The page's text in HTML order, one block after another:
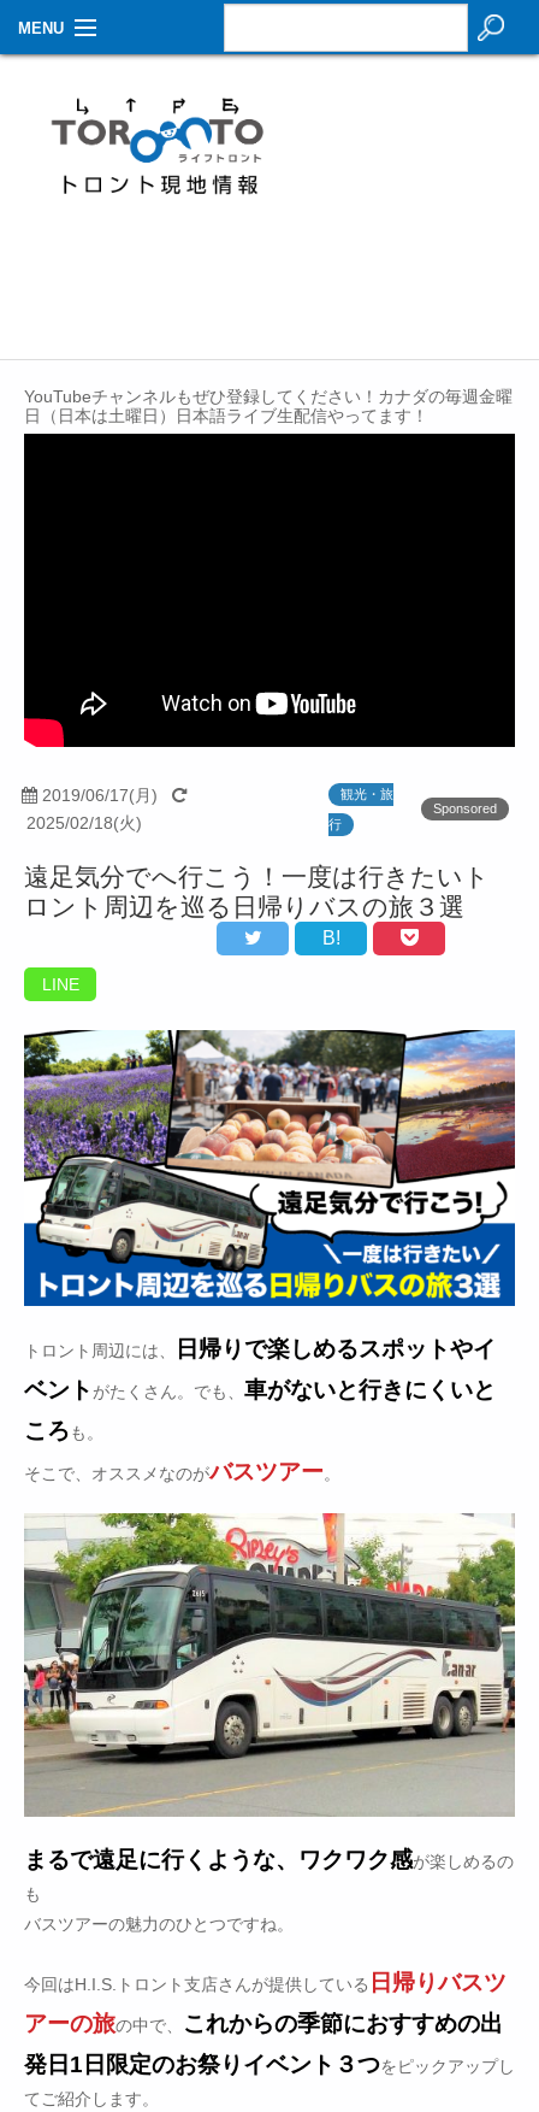
MENU
生活情報
その他
Contact
YouTubeチャンネルもぜひ登録してください！カナダの毎週金曜
日（日本は土曜日）日本語ライブ生配信やってます！
2019/06/17(月)
2025/02/18(火)
観光・旅
行
Sponsored
遠足気分でへ行こう！一度は行きたいト
ロント周辺を巡る日帰りバスの旅３選
B!
LINE
トロント周辺には、
日帰りで楽しめるスポットやイ
ベント がたくさん。でも、 車がないと行きにくいと
ころも。
そこで、オススメなのがバスツアー。
まるで遠足に行くような、ワクワク感が楽しめるの
も
バスツアーの魅力のひとつですね。
今回はH.I.S.トロント支店さんが提供している 日帰りバスツ
アーの旅の中で、
これからの季節におすすめの出
発日1日限定のお祭りイベント３つをピックアップし
てご紹介します。